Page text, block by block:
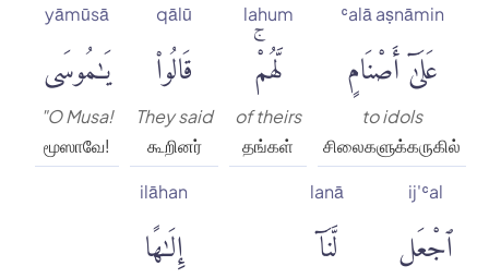
ʿalā aṣnāmin
عَلَىٰٓ أَصْنَامٍ
to idols
சிலைகளுக்கருகில்
lahum
لَّهُمْۚ
of theirs
தங்கள்
qālū
قَالُوا۟
They said
கூறினர்
yāmūsā
يَٰمُوسَى
"O Musa!
மூஸாவே!
ij'ʿal
ٱجْعَل
lanā
لَّنَآ
ilāhan
إِلَٰهًا